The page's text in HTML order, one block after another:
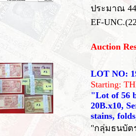
ประมาณ
EF-
Auction
LOT NO:
Starting:
"Lot of 56
20B.x10,
stains,
"กลุ่มธนบัต